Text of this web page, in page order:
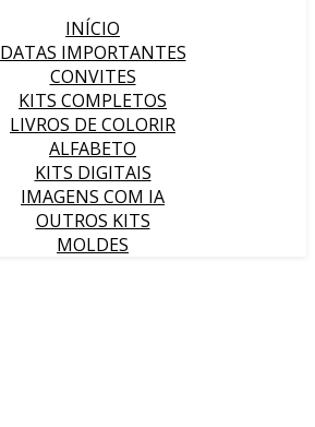
INÍCIO
DATAS IMPORTANTES
CONVITES
KITS COMPLETOS
LIVROS DE COLORIR
ALFABETO
KITS DIGITAIS
IMAGENS COM IA
OUTROS KITS
MOLDES